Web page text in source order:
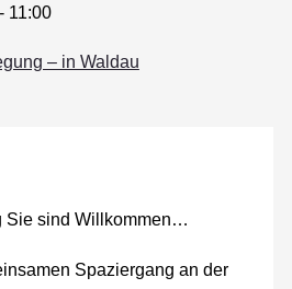
11:00
– in Waldau
Sie sind Willkommen…
Spaziergang an der